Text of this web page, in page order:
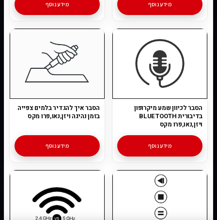
מידע נוסף מידע נוסף
הסבר לכיוון שמע מיקרופון
בדיבורית BLUETOOTH
ויזן,נאו,פרו מקס
מידע נוסף
הסבר איך להגדיר בלמים צפייה
בזמן נהיגה ויזן,נאו,פרו מקס
מידע נוסף